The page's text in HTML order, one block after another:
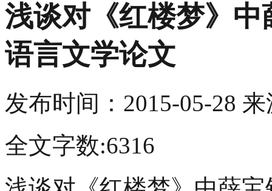
浅谈对《红楼梦》
语言文学论文
发布时间： 2015-05-28 来
全文字数:6316